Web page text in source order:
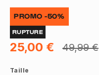
PROMO -50%
RUPTURE
25,00 € 49,99 €
Taille